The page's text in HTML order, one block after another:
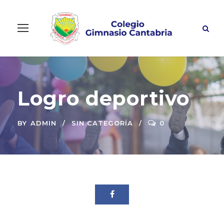
Logro deportivo
BY ADMIN SIN CATEGORÍA 0